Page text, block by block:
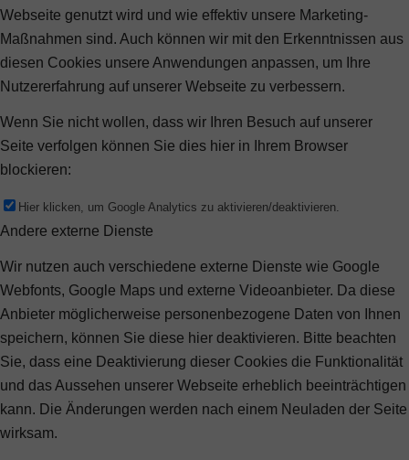
Webseite genutzt wird und wie effektiv unsere Marketing-
Maßnahmen sind. Auch können wir mit den Erkenntnissen aus
diesen Cookies unsere Anwendungen anpassen, um Ihre
Nutzererfahrung auf unserer Webseite zu verbessern.
Wenn Sie nicht wollen, dass wir Ihren Besuch auf unserer
Seite verfolgen können Sie dies hier in Ihrem Browser
blockieren:
Hier klicken, um Google Analytics zu aktivieren/deaktivieren.
Andere externe Dienste
Wir nutzen auch verschiedene externe Dienste wie Google
Webfonts, Google Maps und externe Videoanbieter. Da diese
Anbieter möglicherweise personenbezogene Daten von Ihnen
speichern, können Sie diese hier deaktivieren. Bitte beachten
Sie, dass eine Deaktivierung dieser Cookies die Funktionalität
und das Aussehen unserer Webseite erheblich beeinträchtigen
kann. Die Änderungen werden nach einem Neuladen der Seite
wirksam.